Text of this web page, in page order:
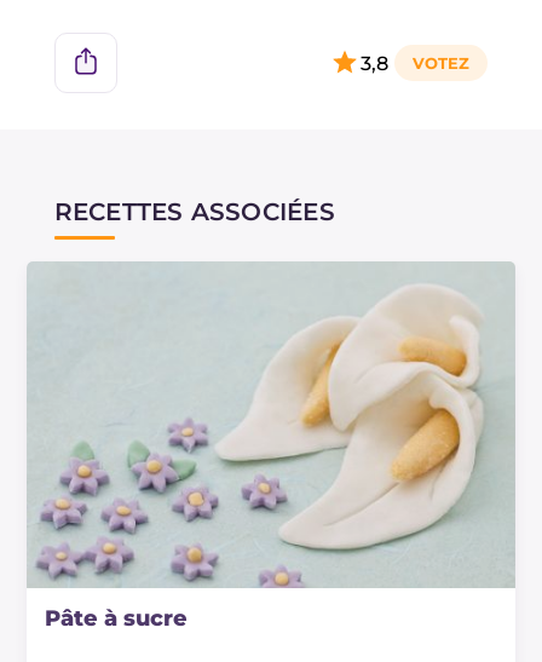
de légumes ou de viande, idéal pour des aspics
ou pour donner une finition brillante aux plats
3,8
RECETTES ASSOCIÉES
Pâte à sucre